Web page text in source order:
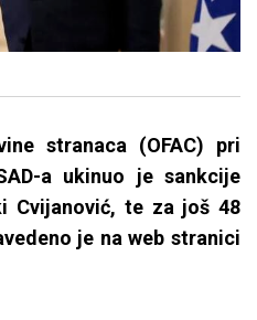
stranaca (OFAC) pri
a ukinuo je sankcije
Cvijanović, te za još 48
je na web stranici